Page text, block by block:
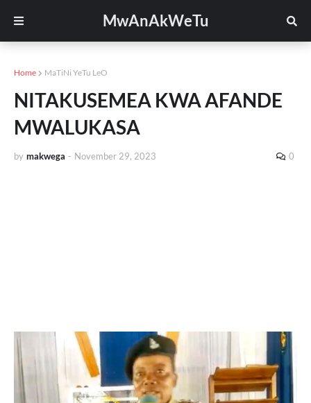
MwAnAkWeTu
Home MaTiNi YeTu LeO
NITAKUSEMEA KWA AFANDE
MWALUKASA
by makwega - November 29, 2023 0